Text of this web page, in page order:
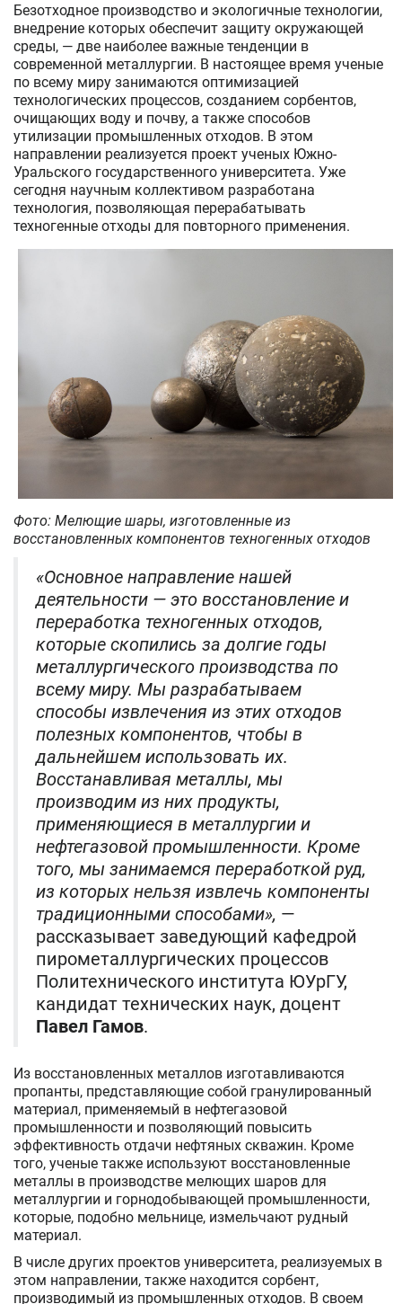
Безотходное производство и экологичные технологии,
внедрение которых обеспечит защиту окружающей
среды, — две наиболее важные тенденции в
современной металлургии. В настоящее время ученые
по всему миру занимаются оптимизацией
технологических процессов, созданием сорбентов,
очищающих воду и почву, а также способов
утилизации промышленных отходов. В этом
направлении реализуется проект ученых Южно-
Уральского государственного университета. Уже
сегодня научным коллективом разработана
технология, позволяющая перерабатывать
техногенные отходы для повторного применения.
Фото: Мелющие шары, изготовленные из
восстановленных компонентов техногенных отходов
«Основное направление нашей
деятельности — это восстановление и
переработка техногенных отходов,
которые скопились за долгие годы
металлургического производства по
всему миру. Мы разрабатываем
способы извлечения из этих отходов
полезных компонентов, чтобы в
дальнейшем использовать их.
Восстанавливая металлы, мы
производим из них продукты,
применяющиеся в металлургии и
нефтегазовой промышленности. Кроме
того, мы занимаемся переработкой руд,
из которых нельзя извлечь компоненты
традиционными способами», —
рассказывает заведующий кафедрой
пирометаллургических процессов
Политехнического института ЮУрГУ,
кандидат технических наук, доцент
Павел Гамов.
Из восстановленных металлов изготавливаются
пропанты, представляющие собой гранулированный
материал, применяемый в нефтегазовой
промышленности и позволяющий повысить
эффективность отдачи нефтяных скважин. Кроме
того, ученые также используют восстановленные
металлы в производстве мелющих шаров для
металлургии и горнодобывающей промышленности,
которые, подобно мельнице, измельчают рудный
материал.
В числе других проектов университета, реализуемых в
этом направлении, также находится сорбент,
производимый из промышленных отходов. В своем